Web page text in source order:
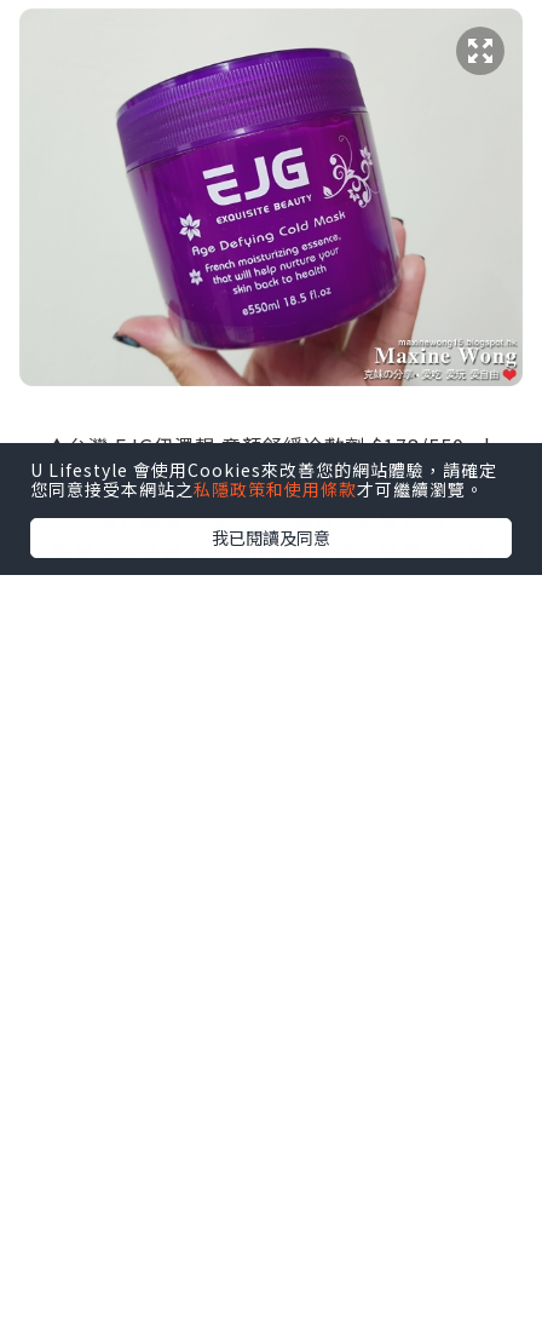
▲台灣 EJG伊澤靚 童顏舒緩冷敷劑 $178/550ml
不含西藥、酒精、色素、香料及有害金
適合護理、調理、日曬後之肌膚使用
質地溫和清爽，，溫和調理肌膚，舒緩不適感
U Lifestyle 會使用Cookies來改善您的網站體驗，請確定
您同意接受本網站之私隱政策和使用條款才可繼續瀏覽。
我已閱讀及同意